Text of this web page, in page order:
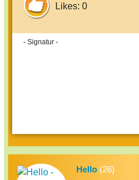
Likes: 0
- Signatur -
Hello (26)